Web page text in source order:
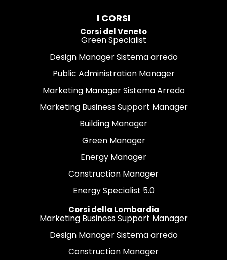
I CORSI
Corsi del Veneto
Green Specialist
Design Manager Sistema arredo
Public Administration Manager
Marketing Manager Sistema Arredo
Marketing Business Support Manager
Building Manager
Green Manager
Energy Manager
Construction Manager
Energy Specialist 5.0
Corsi della Lombardia
Marketing Business Support Manager
Design Manager Sistema arredo
Construction Manager